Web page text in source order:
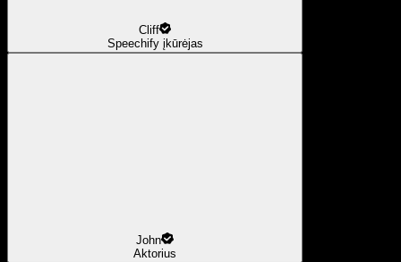
Cliff
Speechify įkūrėjas
John
Aktorius